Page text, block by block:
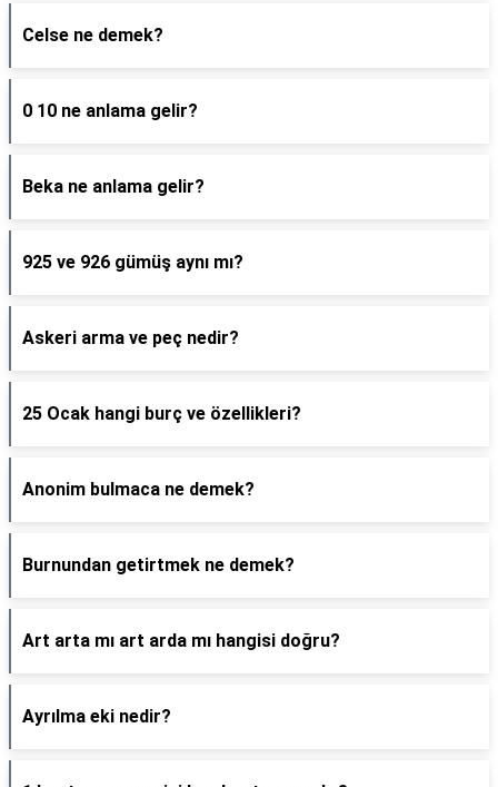
Celse ne demek?
0 10 ne anlama gelir?
Beka ne anlama gelir?
925 ve 926 gümüş aynı mı?
Askeri arma ve peç nedir?
25 Ocak hangi burç ve özellikleri?
Anonim bulmaca ne demek?
Burnundan getirtmek ne demek?
Art arta mı art arda mı hangisi doğru?
Ayrılma eki nedir?